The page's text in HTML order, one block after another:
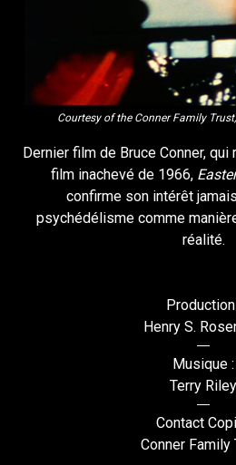
Courtesy of the Conner Family
Dernier film de Bruce Conner, qui
film inachevé de 1966,
confirme son intérêt
psychédélisme comme
réalité.
Production
Henry S.
Musique :
Terry Riley
Contact
Conner Family